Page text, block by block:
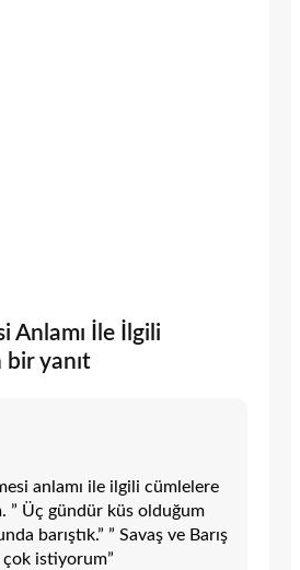
Anlamı İle İlgili
bir yanıt
anlamı ile ilgili cümlelere
” Üç gündür küs olduğum
barıştık.” ” Savaş ve Barış
çok istiyorum”